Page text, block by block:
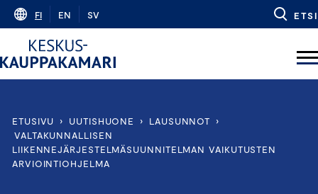
Skip
content
FI EN SV ETSI
ETUSIVU › UUTISHUONE › LAUSUNNOT
›
VALTAKUNNALLISEN
LIIKENNEJÄRJESTELMÄSUUNNITELMAN VAIKUTUSTEN
ARVIOINTIOHJELMA